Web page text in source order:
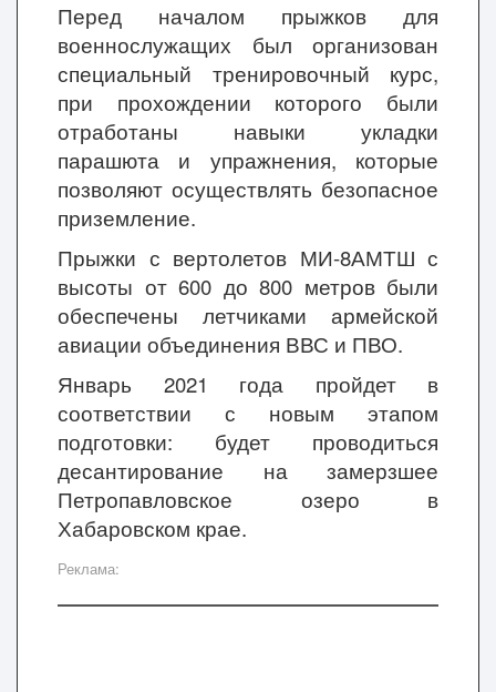
Перед началом прыжков для
военнослужащих был организован
специальный тренировочный курс,
при прохождении которого были
отработаны навыки укладки
парашюта и упражнения, которые
позволяют осуществлять безопасное
приземление.
Прыжки с вертолетов МИ-8АМТШ с
высоты от 600 до 800 метров были
обеспечены летчиками армейской
авиации объединения ВВС и ПВО.
Январь 2021 года пройдет в
соответствии с новым этапом
подготовки: будет проводиться
десантирование на замерзшее
Петропавловское озеро в
Хабаровском крае.
Реклама: